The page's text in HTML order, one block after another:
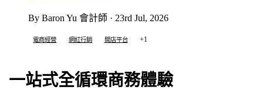
By Baron Yu 會計師 · 23rd Jul, 2026
電商經營 網紅行銷 開店平台 +1
一站式全循環商務體驗